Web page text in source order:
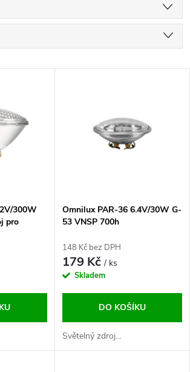
300W
pro
Omnilux PAR-36 6.4V/30W G-
53 VNSP 700h
148 Kč bez DPH
179 Kč/ ks
Skladem
DO KOŠÍKU
Světelný zdroj...